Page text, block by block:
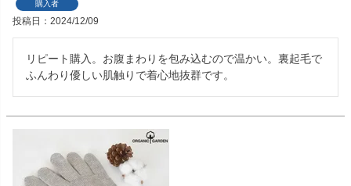
購入者
投稿日 2024/12/09
リピート購入。お腹まわりを包み込むので温かい。裏起毛で
ふんわり優しい肌触りで着心地抜群です。